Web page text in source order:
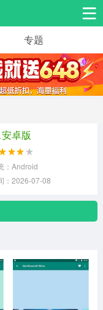
手游工具
益智休闲
专题
卓版
：Android
：2026-07-08